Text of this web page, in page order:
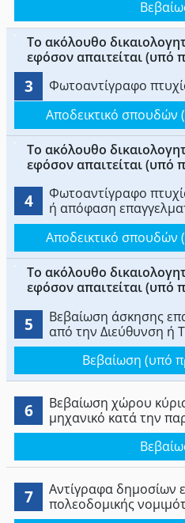
αρμόδιες υπηρεσίες
ΙΤΕ.
οικείας
Το ακόλουθο
εφόσον απαιτείται (υπό
3
Φωτοαντίγραφο
Αποδεικτικό
Το ακόλουθο
εφόσον απαιτείται (υπό
4
Φωτοαντίγραφο
ή απόφαση
ισοδυναμίας
Παιδείας,
Αυτοτελές Τμήμα
Νομοθεσίας
του εξωτερικού καθώς
και αντιστοιχίας
αρμόδιες υπηρεσίες
ΙΤΕ
Αποδεικτικό
Το ακόλουθο
εφόσον απαιτείται (υπό
5
Βεβαίωση άσκησης
από την Διεύθυνση ή
της οικείας
Βεβαίωση (υπό
6
Βεβαίωση χώρου
μηχανικό κατά την
του ν.4495/2017.
7
Αντίγραφα δημοσίων
πολεοδομικής